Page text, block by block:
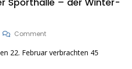
CommentOn
In
22. Februar verbrachten 45